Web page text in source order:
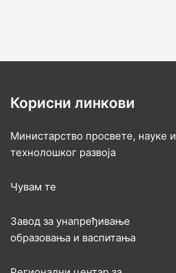
Корисни линкови
Министарство просвете, науке и
технолошког развоја
Чувам те
Завод за унапређивање
образовања и васпитања